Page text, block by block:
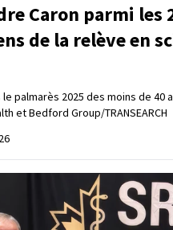
Caron parmi les
de la relève en
palmarès 2025 des moins de 40
et Bedford Group/TRANSEARCH